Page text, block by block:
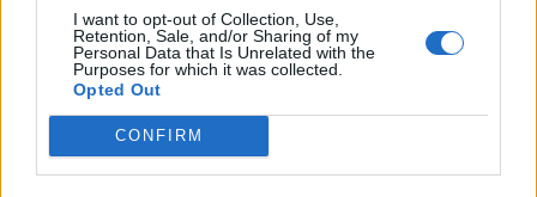
I want to opt-out of Collection, Use,
Retention, Sale, and/or Sharing of my
Personal Data that Is Unrelated with the
Purposes for which it was collected.
Opted Out
CONFIRM